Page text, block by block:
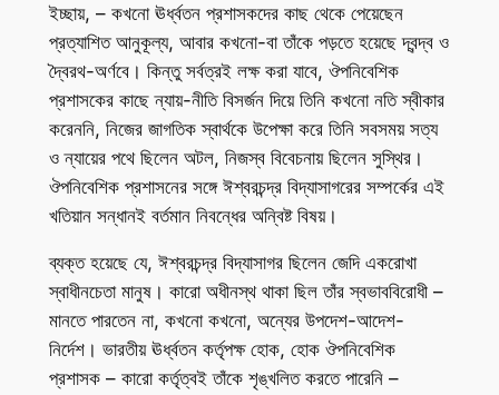
ইচ্ছায়, – কখনো ঊর্ধ্বতন প্রশাসকদের কাছ থেকে পেয়েছেন
প্রত্যাশিত আনুকূল্য, আবার কখনো-বা তাঁকে পড়তে হয়েছে দ্বন্দ্ব ও
দ্বৈরথ-অর্ণবে। কিন্তু সর্বত্রই লক্ষ করা যাবে, ঔপনিবেশিক
প্রশাসকের কাছে ন্যায়-নীতি বিসর্জন দিয়ে তিনি কখনো নতি স্বীকার
করেননি, নিজের জাগতিক স্বার্থকে উপেক্ষা করে তিনি সবসময় সত্য
ও ন্যায়ের পথে ছিলেন অটল, নিজস্ব বিবেচনায় ছিলেন সুস্থির।
ঔপনিবেশিক প্রশাসনের সঙ্গে ঈশ্বরচন্দ্র বিদ্যাসাগরের সম্পর্কের এই
খতিয়ান সন্ধানই বর্তমান নিবন্ধের অন্বিষ্ট বিষয়।
ব্যক্ত হয়েছে যে, ঈশ্বরচন্দ্র বিদ্যাসাগর ছিলেন জেদি একরোখা
স্বাধীনচেতা মানুষ। কারো অধীনস্থ থাকা ছিল তাঁর স্বভাববিরোধী –
মানতে পারতেন না, কখনো কখনো, অন্যের উপদেশ-আদেশ-
নির্দেশ। ভারতীয় ঊর্ধ্বতন কর্তৃপক্ষ হোক, হোক ঔপনিবেশিক
প্রশাসক – কারো কর্তৃত্বই তাঁকে শৃঙ্খলিত করতে পারেনি –